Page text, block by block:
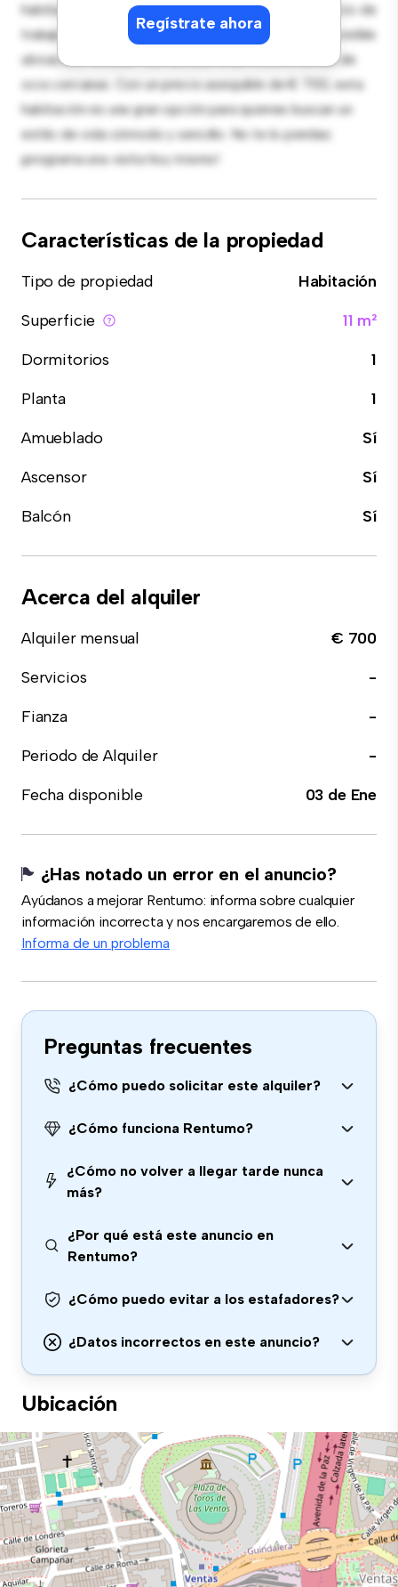
Regístrate ahora
habitación proporciona una cama cómoda, un espacio de
trabajo y soluciones de almacenamiento. Con su increíble
ubicación, tendrás fácil acceso a servicios y zonas de
ocio cercanas. Con un precio asequible de € 700, esta
habitación es una gran opción para quienes buscan un
estilo de vida cómodo y sencillo. No te lo pierdas:
¡programa una visita hoy mismo!
Características de la propiedad
Tipo de propiedad
Habitación
Superficie
11 m²
Dormitorios
1
Planta
1
Amueblado
Sí
Ascensor
Sí
Balcón
Sí
Acerca del alquiler
Alquiler mensual
€ 700
Servicios
-
Fianza
-
Periodo de Alquiler
-
Fecha disponible
03 de Ene
¿Has notado un error en el anuncio?
Ayúdanos a mejorar Rentumo: informa sobre cualquier
información incorrecta y nos encargaremos de ello.
Informa de un problema
Preguntas frecuentes
¿Cómo puedo solicitar este alquiler?
¿Cómo funciona Rentumo?
¿Cómo no volver a llegar tarde nunca
más?
¿Por qué está este anuncio en
Rentumo?
¿Cómo puedo evitar a los estafadores?
¿Datos incorrectos en este anuncio?
Ubicación